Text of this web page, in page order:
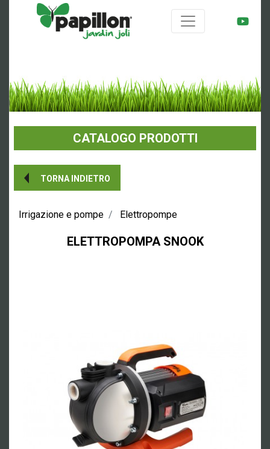
CATALOGO PRODOTTI
TORNA INDIETRO
Irrigazione e pompe Elettropompe
ELETTROPOMPA SNOOK